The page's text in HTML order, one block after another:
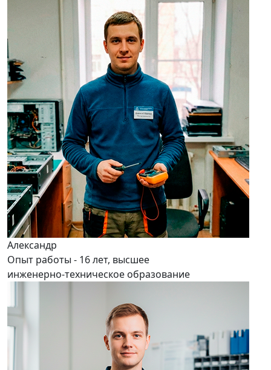
Александр
Опыт работы - 16 лет, высшее
инженерно-техническое образование